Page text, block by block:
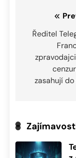
pro
Ředitel
zasahují do